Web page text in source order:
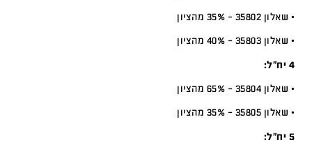
• שאלון 35802 – 35% מהציון
• שאלון 35803 – 40% מהציון
4 יח”ל:
• שאלון 35804 – 65% מהציון
• שאלון 35805 – 35% מהציון
5 יח”ל: